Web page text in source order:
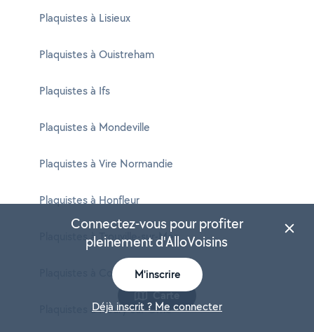
Plaquistes à Lisieux
Plaquistes à Ouistreham
Plaquistes à Ifs
Plaquistes à Mondeville
Plaquistes à Vire Normandie
Plaquistes à Honfleur
Plaquistes à Trouville-sur-Mer
Plaquistes à Colombelles
Plaquistes à Fleury-sur-Orne
Carte
Connectez-vous pour profiter
pleinement d'AlloVoisins
M'inscrire
Déjà inscrit ? Me connecter